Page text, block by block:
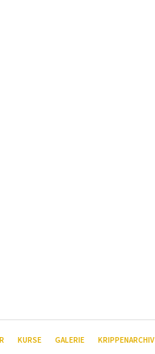
KURSE GALERIE KRIPPENARCHIV